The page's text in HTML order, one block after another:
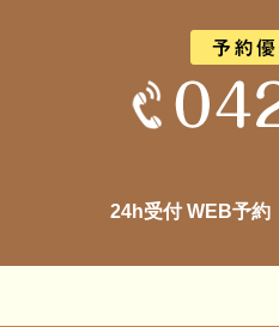
24h受付 WEB予約